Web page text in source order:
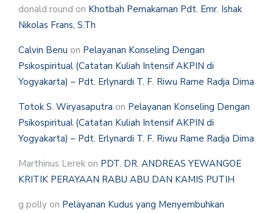
donald round on Khotbah Pemakaman Pdt. Emr. Ishak
Nikolas Frans, S.Th
Calvin Benu on Pelayanan Konseling Dengan
Psikospiritual (Catatan Kuliah Intensif AKPIN di
Yogyakarta) – Pdt. Erlynardi T. F. Riwu Rame Radja Dima
Totok S. Wiryasaputra on Pelayanan Konseling Dengan
Psikospiritual (Catatan Kuliah Intensif AKPIN di
Yogyakarta) – Pdt. Erlynardi T. F. Riwu Rame Radja Dima
Marthinus Lerek on PDT. DR. ANDREAS YEWANGOE
KRITIK PERAYAAN RABU ABU DAN KAMIS PUTIH
g polly on Pelayanan Kudus yang Menyembuhkan